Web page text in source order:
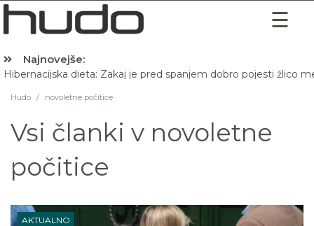
Najnovejše:
Hibernacijska dieta: Zakaj je pred spanjem dobro pojesti žlico
Hudo / novoletne počitice
Vsi članki v novoletne
počitice
AKTUALNO